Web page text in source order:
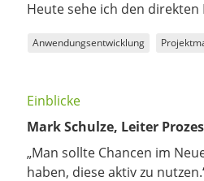
Heute sehe ich den
Anwendungsentwicklung
Einblicke
Mark Schulze, Leiter
„Man sollte Chancen im
haben, diese aktiv zu